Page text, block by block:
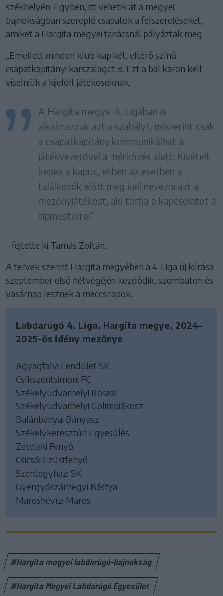
székhelyén. Egyben, itt vehetik át a megyei
bajnokságban szereplő csapatok a felszereléseket,
amiket a Hargita megyei tanácsnál pályáztak meg.
„Emellett minden klub kap két, eltérő színű
csapatkapitányi karszalagot is. Ezt a bal karon kell
viselniük a kijelölt játékosoknak.
A Hargita megyei 4. Ligában is
alkalmazzuk azt a szabályt, miszerint csak
a csapatkapitány kommunikálhat a
játékvezetővel a mérkőzés alatt. Kivételt
képez a kapus, ebben az esetben a
találkozók előtt meg kell nevezni azt a
mezőnyjátékost, aki tartja a kapcsolatot a
sípmesterrel”
– fejtette ki Tamás Zoltán.
A tervek szerint Hargita megyében a 4. Liga új kiírása
szeptember első hétvégéjén kezdődik, szombaton és
vasárnap lesznek a meccsnapok.
Labdarúgó 4. Liga, Hargita megye, 2024–
2025-ös idény mezőnye
Agyagfalvi Lendület SK
Csíkszentsimoni FC
Székelyudvarhelyi Roseal
Székelyudvarhelyi Golimpiákosz
Balánbányai Bányász
Székelykeresztúri Egyesülés
Zetelaki Fenyő
Csicsói Ezüstfenyő
Szentegyházi SK
Gyergyószárhegyi Bástya
Maroshévízi Maros
#Hargita megyei labdarúgó-bajnokság
#Hargita Megyei Labdarúgó Egyesület